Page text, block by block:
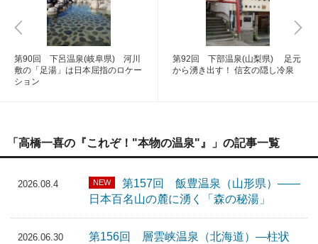
第90回 下呂温泉(岐阜県) 河川
敷の「足湯」は日本屈指のロケー
ション
第92回 下部温泉(山梨県) 足元
から湧き出す！ 信玄の隠し冷泉
「高橋一喜の『これぞ！"本物の温泉"』」の記事一覧
2026.08.4 NEW
第157回 飯豊温泉（山形県）――
日本百名山の麓に湧く「森の秘湯」
2026.06.30
第156回 層雲峡温泉（北海道）―柱状